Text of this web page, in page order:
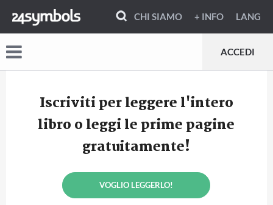
CHI SIAMO + INFO LANG
ACCEDI
Iscriviti per leggere l'intero
libro o leggi le prime pagine
gratuitamente!
VOGLIO LEGGERLO!